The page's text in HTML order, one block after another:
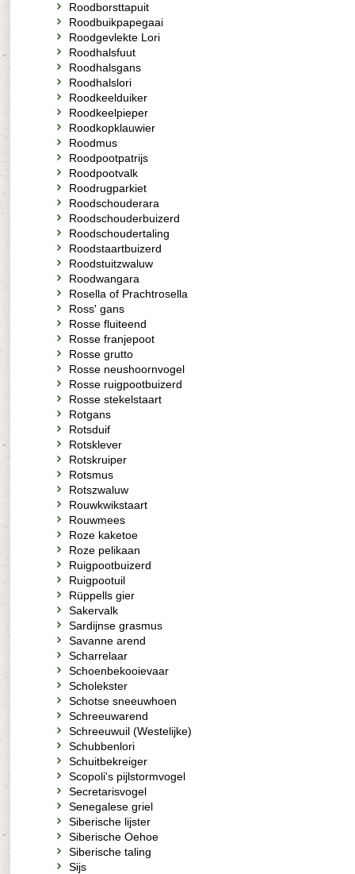
Roodborsttapuit
Roodbuikpapegaai
Roodgevlekte Lori
Roodhalsfuut
Roodhalsgans
Roodhalslori
Roodkeelduiker
Roodkeelpieper
Roodkopklauwier
Roodmus
Roodpootpatrijs
Roodpootvalk
Roodrugparkiet
Roodschouderara
Roodschouderbuizerd
Roodschoudertaling
Roodstaartbuizerd
Roodstuitzwaluw
Roodwangara
Rosella of Prachtrosella
Ross' gans
Rosse fluiteend
Rosse franjepoot
Rosse grutto
Rosse neushoornvogel
Rosse ruigpootbuizerd
Rosse stekelstaart
Rotgans
Rotsduif
Rotsklever
Rotskruiper
Rotsmus
Rotszwaluw
Rouwkwikstaart
Rouwmees
Roze kaketoe
Roze pelikaan
Ruigpootbuizerd
Ruigpootuil
Rüppells gier
Sakervalk
Sardijnse grasmus
Savanne arend
Scharrelaar
Schoenbekooievaar
Scholekster
Schotse sneeuwhoen
Schreeuwarend
Schreeuwuil (Westelijke)
Schubbenlori
Schuitbekreiger
Scopoli's pijlstormvogel
Secretarisvogel
Senegalese griel
Siberische lijster
Siberische Oehoe
Siberische taling
Sijs